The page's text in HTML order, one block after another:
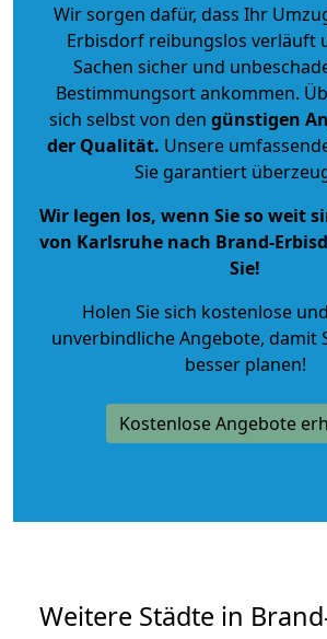
Wir sorgen dafür, dass Ihr
Erbisdorf reibungslos verläuft
Sachen sicher und
Bestimmungsort ankommen.
sich selbst von den günstigen
der Qualität. Unsere
Sie garantiert
Wir legen los, wenn Sie so weit
von Karlsruhe nach Brand-
Sie!
Holen Sie sich kostenlose
unverbindliche Angebote, damit
besser planen!
Kostenlose Angebote
Weitere Städte in